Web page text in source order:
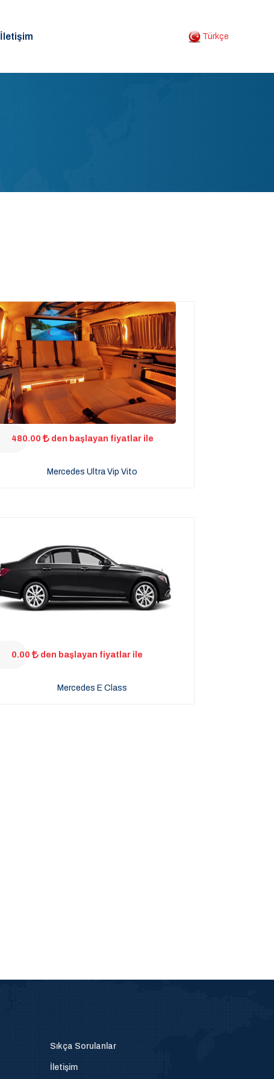
İletişim Türkçe
480.00 den başlayan fiyatlar ile
Mercedes Ultra Vip Vito
0.00 den başlayan fiyatlar ile
Mercedes E Class
Sıkça Sorulanlar
İletişim